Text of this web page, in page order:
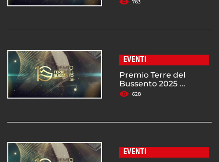
763
EVENTI
Premio Terre del
Bussento 2025 ...
628
EVENTI